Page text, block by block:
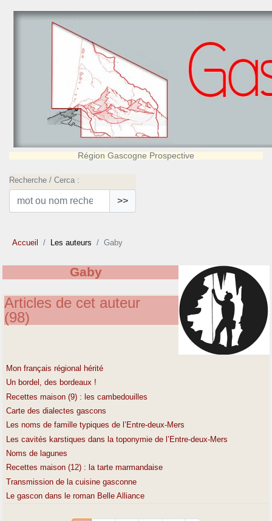
Région Gascogne Prospective
Recherche / Cerca :
>>
Accueil Les auteurs Gaby
Gaby
Articles de cet auteur
(98)
Mon français régional hérité
Un bordel, des bordeaux !
Recettes maison (9) : les cambedouilles
Carte des dialectes gascons
Les noms de famille typiques de l’Entre-deux-Mers
Les cavités karstiques dans la toponymie de l’Entre-deux-Mers
Noms de lagunes
Recettes maison (12) : la tarte marmandaise
Transmission de la cuisine gasconne
Le gascon dans le roman Belle Alliance